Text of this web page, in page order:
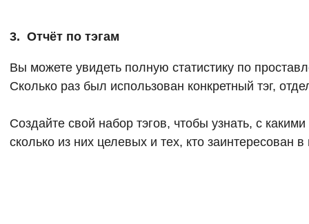
3. Отчёт по тэгам
Вы можете увидеть полную статистику по
Сколько раз был использован конкретный тэг,
Создайте свой набор тэгов, чтобы узнать, с
сколько из них целевых и тех, кто заинтересован